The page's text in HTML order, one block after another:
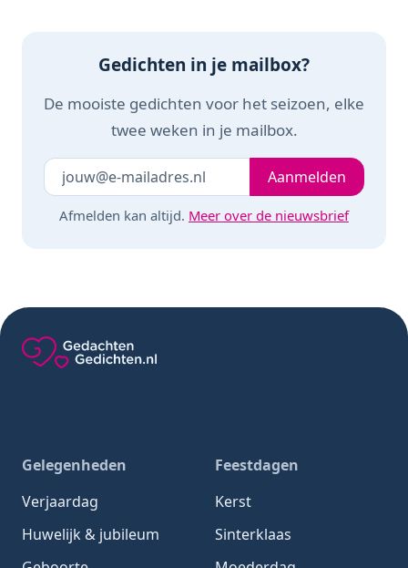
Gedichten in je mailbox?
De mooiste gedichten voor het seizoen, elke
twee weken in je mailbox.
Laat dit veld leeg Je e-mailadresAanmelden
Afmelden kan altijd. Meer over de nieuwsbrief
Gelegenheden
Verjaardag
Huwelijk & jubileum
Feestdagen
Kerst
Sinterklaas